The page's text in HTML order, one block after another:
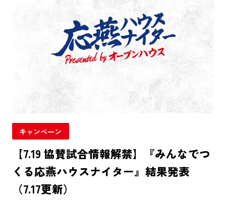
キャンペーン
【7.19 協賛試合情報解禁】『みんなでつ
くる応燕ハウスナイター』結果発表
（7.17更新）